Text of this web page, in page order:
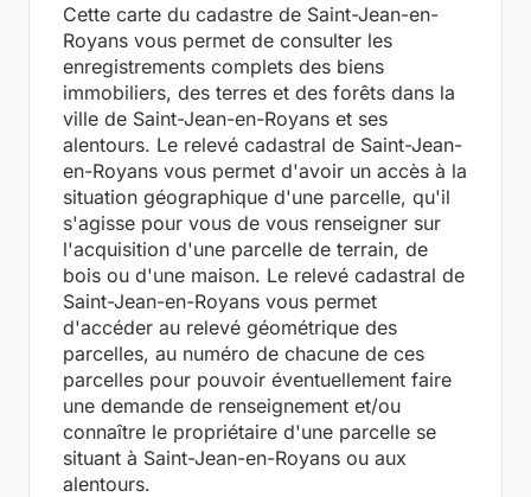
Cette carte du cadastre de Saint-Jean-en-
Royans vous permet de consulter les
enregistrements complets des biens
immobiliers, des terres et des forêts dans la
ville de Saint-Jean-en-Royans et ses
alentours. Le relevé cadastral de Saint-Jean-
en-Royans vous permet d'avoir un accès à la
situation géographique d'une parcelle, qu'il
s'agisse pour vous de vous renseigner sur
l'acquisition d'une parcelle de terrain, de
bois ou d'une maison. Le relevé cadastral de
Saint-Jean-en-Royans vous permet
d'accéder au relevé géométrique des
parcelles, au numéro de chacune de ces
parcelles pour pouvoir éventuellement faire
une demande de renseignement et/ou
connaître le propriétaire d'une parcelle se
situant à Saint-Jean-en-Royans ou aux
alentours.